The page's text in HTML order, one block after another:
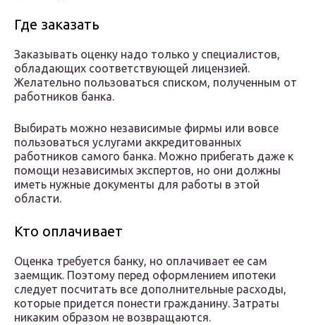
Где заказать
Заказывать оценку надо только у специалистов,
обладающих соответствующей лицензией.
Желательно пользоваться списком, полученным от
работников банка.
Выбирать можно независимые фирмы или вовсе
пользоваться услугами аккредитованных
работников самого банка. Можно прибегать даже к
помощи независимых экспертов, но они должны
иметь нужные документы для работы в этой
области.
Кто оплачивает
Оценка требуется банку, но оплачивает ее сам
заемщик. Поэтому перед оформлением ипотеки
следует посчитать все дополнительные расходы,
которые придется понести гражданину. Затраты
никаким образом не возвращаются.